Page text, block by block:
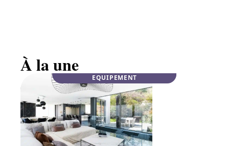
INFOS
À la une
EQUIPEMENT